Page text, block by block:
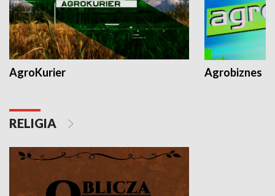
AgroKurier Agrobiznes
RELIGIA